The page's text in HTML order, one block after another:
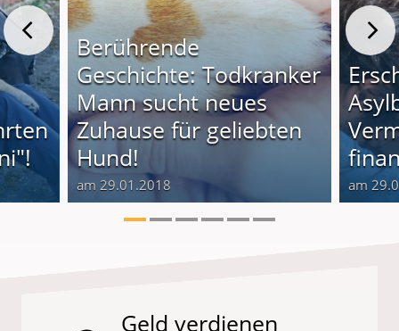
Berührende
Geschichte: Todkranker
Mann sucht neues
Zuhause für geliebten
Hund!
am 29.01.2018 am
Geld verdienen